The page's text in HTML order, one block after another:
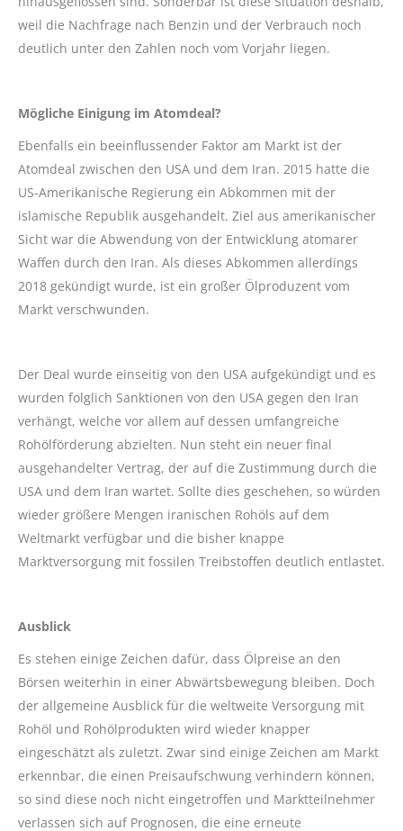
weil die Nachfrage nach Benzin und der Verbrauch noch
deutlich unter den Zahlen noch vom Vorjahr liegen.
Mögliche Einigung im Atomdeal?
Ebenfalls ein beeinflussender Faktor am Markt ist der
Atomdeal zwischen den USA und dem Iran. 2015 hatte die
US-Amerikanische Regierung ein Abkommen mit der
islamische Republik ausgehandelt. Ziel aus amerikanischer
Sicht war die Abwendung von der Entwicklung atomarer
Waffen durch den Iran. Als dieses Abkommen allerdings
2018 gekündigt wurde, ist ein großer Ölproduzent vom
Markt verschwunden.
Der Deal wurde einseitig von den USA aufgekündigt und es
wurden folglich Sanktionen von den USA gegen den Iran
verhängt, welche vor allem auf dessen umfangreiche
Rohölförderung abzielten. Nun steht ein neuer final
ausgehandelter Vertrag, der auf die Zustimmung durch die
USA und dem Iran wartet. Sollte dies geschehen, so würden
wieder größere Mengen iranischen Rohöls auf dem
Weltmarkt verfügbar und die bisher knappe
Marktversorgung mit fossilen Treibstoffen deutlich entlastet.
Ausblick
Es stehen einige Zeichen dafür, dass Ölpreise an den
Börsen weiterhin in einer Abwärtsbewegung bleiben. Doch
der allgemeine Ausblick für die weltweite Versorgung mit
Rohöl und Rohölprodukten wird wieder knapper
eingeschätzt als zuletzt. Zwar sind einige Zeichen am Markt
erkennbar, die einen Preisaufschwung verhindern können,
so sind diese noch nicht eingetroffen und Marktteilnehmer
verlassen sich auf Prognosen, die eine erneute